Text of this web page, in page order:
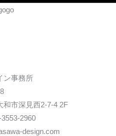
ン事務所
和市深見西2-7-4 2F
2960
design.com